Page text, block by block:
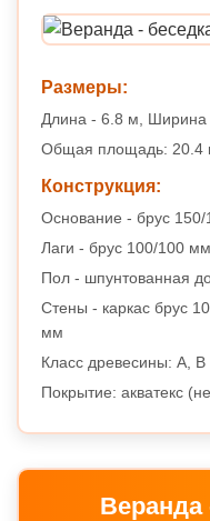
Размеры:
Длина - 6.8 м,
Общая площадь: 20.4
Конструкция:
Основание - брус
Лаги - брус 100/100 мм
Пол - шпунтованная
Стены - каркас брус
мм
Класс древесины: A, B
Покрытие: акватекс
Веранда